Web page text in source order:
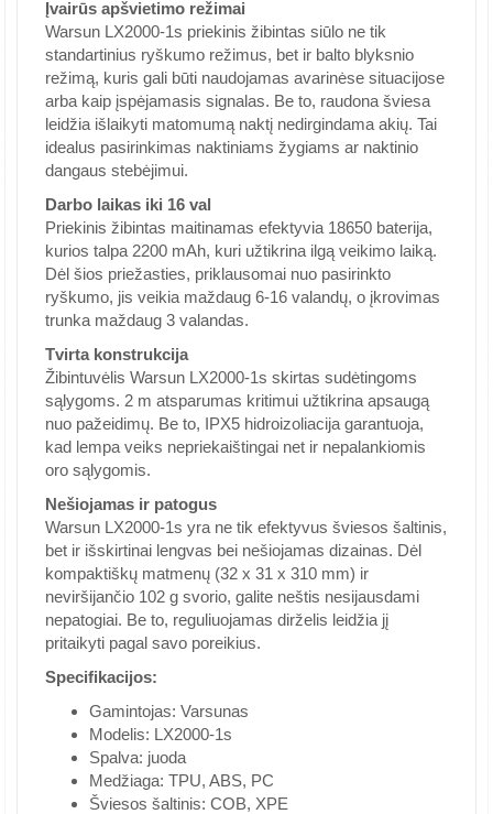
Įvairūs apšvietimo režimai
Warsun LX2000-1s priekinis žibintas siūlo ne tik
standartinius ryškumo režimus, bet ir balto blyksnio
režimą, kuris gali būti naudojamas avarinėse situacijose
arba kaip įspėjamasis signalas. Be to, raudona šviesa
leidžia išlaikyti matomumą naktį nedirgindama akių. Tai
idealus pasirinkimas naktiniams žygiams ar naktinio
dangaus stebėjimui.
Darbo laikas iki 16 val
Priekinis žibintas maitinamas efektyvia 18650 baterija,
kurios talpa 2200 mAh, kuri užtikrina ilgą veikimo laiką.
Dėl šios priežasties, priklausomai nuo pasirinkto
ryškumo, jis veikia maždaug 6-16 valandų, o įkrovimas
trunka maždaug 3 valandas.
Tvirta konstrukcija
Žibintuvėlis Warsun LX2000-1s skirtas sudėtingoms
sąlygoms. 2 m atsparumas kritimui užtikrina apsaugą
nuo pažeidimų. Be to, IPX5 hidroizoliacija garantuoja,
kad lempa veiks nepriekaištingai net ir nepalankiomis
oro sąlygomis.
Nešiojamas ir patogus
Warsun LX2000-1s yra ne tik efektyvus šviesos šaltinis,
bet ir išskirtinai lengvas bei nešiojamas dizainas. Dėl
kompaktiškų matmenų (32 x 31 x 310 mm) ir
neviršijančio 102 g svorio, galite neštis nesijausdami
nepatogiai. Be to, reguliuojamas dirželis leidžia jį
pritaikyti pagal savo poreikius.
Specifikacijos:
Gamintojas: Varsunas
Modelis: LX2000-1s
Spalva: juoda
Medžiaga: TPU, ABS, PC
Šviesos šaltinis: COB, XPE